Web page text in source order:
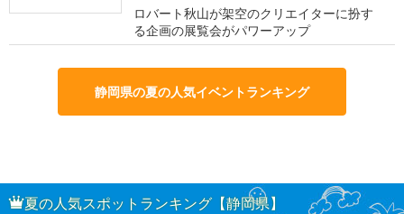
ロバート秋山が架空のクリエイターに扮す
る企画の展覧会がパワーアップ
静岡県の夏の人気イベントランキング
夏の人気スポットランキング【静岡県】